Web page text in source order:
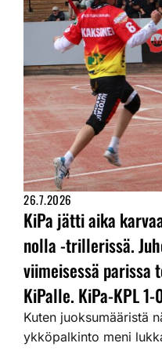
26.7.2026
KiPa jätti aika
nolla -trillerissä.
viimeisessä parissa
KiPalle. KiPa-KPL
Kuten juoksumääristä
ykköpalkinto meni